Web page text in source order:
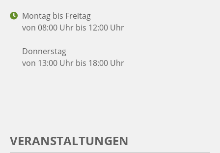
Montag bis Freitag
von 08:00 Uhr bis 12:00 Uhr
Donnerstag
von 13:00 Uhr bis 18:00 Uhr
VERANSTALTUNGEN